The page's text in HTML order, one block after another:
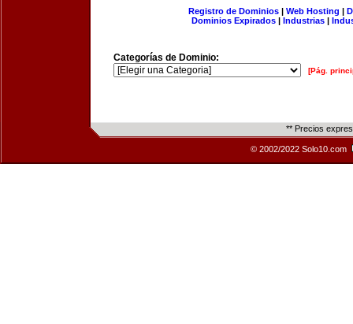
Registro de Dominios| Web Hosting |
Dominios Expirados | Industrias |
Categorías de Dominio:
[Pág.
** Precios
© 2002/2022 Solo10.com